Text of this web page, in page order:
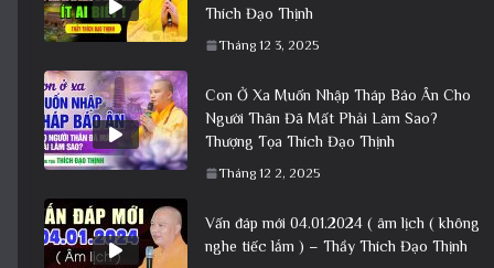
Thích Đạo Thịnh
Tháng 12 3, 2025
Con Ở Xa Muốn Nhập Tháp Báo Ân Cho
Người Thân Đã Mất Phải Làm Sao?
Thượng Tọa Thích Đạo Thịnh
Tháng 12 2, 2025
Vấn đáp mới 04.01.2024 ( âm lịch ( không
nghe tiếc lắm ) – Thầy Thích Đạo Thịnh